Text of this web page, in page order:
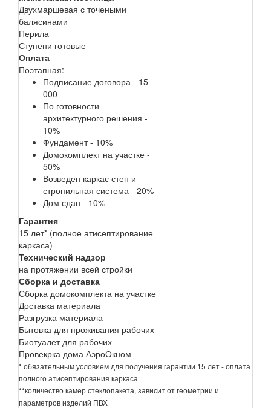
Двухмаршевая с точеными
балясинами
Перила
Ступени готовые
Оплата
Поэтапная:
Подписание договора - 15
000
По готовности
архитектурного решения -
10%
Фундамент - 10%
Домокомплект на участке -
50%
Возведен каркас стен и
стропильная система - 20%
Дом сдан - 10%
Гарантия
15 лет* (полное атисептирование
каркаса)
Технический надзор
на протяжении всей стройки
Сборка и доставка
Сборка домокомплекта на участке
Доставка материала
Разгрузка материала
Бытовка для проживания рабочих
Биотуалет для рабочих
Провекрка дома АэроОкном
* обязательным условием для получения гарантии 15 лет - оплата
полного атисептирования каркаса
**количество камер стеклопакета, зависит от геометрии и
параметров изделий ПВХ